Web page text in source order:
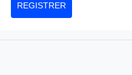
REGISTRER